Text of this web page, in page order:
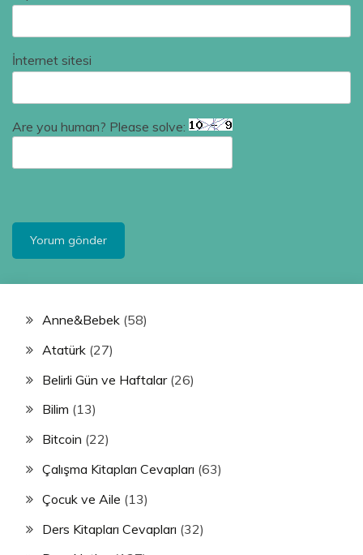
İnternet sitesi
Are you human? Please solve:
Anne&Bebek (58)
Atatürk (27)
Belirli Gün ve Haftalar(26)
Bilim (13)
Bitcoin (22)
Çalışma Kitapları Cevapları (63)
Çocuk ve Aile (13)
Ders Kitapları Cevapları (32)